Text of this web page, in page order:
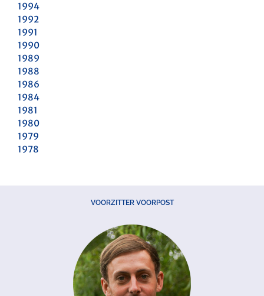
1994
1992
1991
1990
1989
1988
1986
1984
1981
1980
1979
1978
VOORZITTER VOORPOST